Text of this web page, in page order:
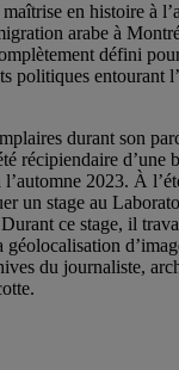
en histoire à
arabe à
défini
politiques entourant
durant son
récipiendaire d’une
l’automne 2023. À
un stage au
ce stage, il
du journaliste,